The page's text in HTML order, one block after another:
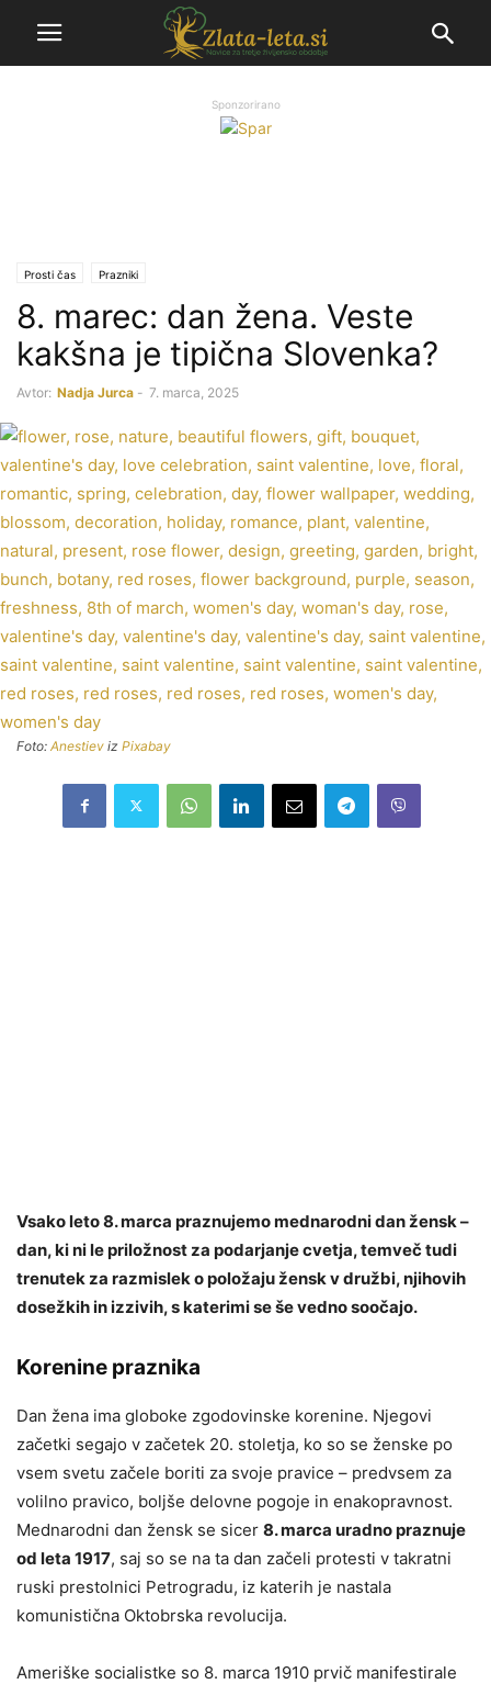
Sponzorirano
Prosti čas Prazniki
8. marec: dan žena. Veste
kakšna je tipična Slovenka?
Avtor: Nadja Jurca - 7. marca, 2025
Foto: Anestiev iz Pixabay
Vsako leto 8. marca praznujemo mednarodni dan žensk –
dan, ki ni le priložnost za podarjanje cvetja, temveč tudi
trenutek za razmislek o položaju žensk v družbi, njihovih
dosežkih in izzivih, s katerimi se še vedno soočajo.
Korenine praznika
Dan žena ima globoke zgodovinske korenine. Njegovi
začetki segajo v začetek 20. stoletja, ko so se ženske po
vsem svetu začele boriti za svoje pravice – predvsem za
volilno pravico, boljše delovne pogoje in enakopravnost.
Mednarodni dan žensk se sicer 8. marca uradno praznuje
od leta 1917, saj so se na ta dan začeli protesti v takratni
ruski prestolnici Petrogradu, iz katerih je nastala
komunistična Oktobrska revolucija.
Ameriške socialistke so 8. marca 1910 prvič manifestirale